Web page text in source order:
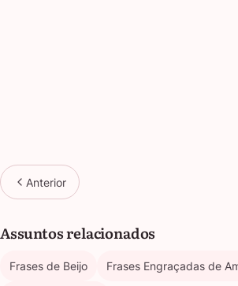
Anterior
Assuntos relacionados
Frases de Beijo Frases Engraçadas de